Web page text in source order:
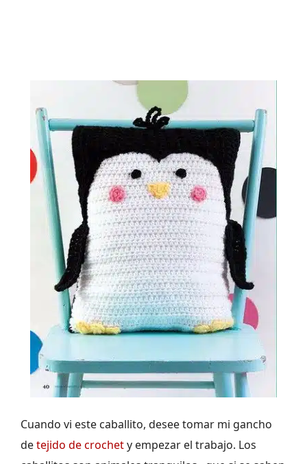
Cuando vi este caballito, desee tomar mi gancho
detejido de crochety empezar el trabajo. Los